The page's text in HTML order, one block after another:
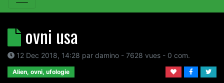
ovni usa
12 Dec 2018, 14:28 par damino - 7628 vues - 0 com.
Alien, ovni, ufologie